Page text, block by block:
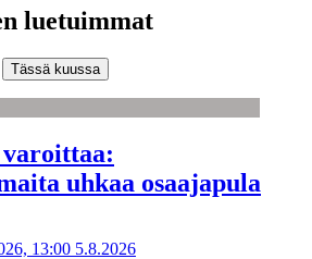
luetuimmat
Tässä kuussa
varoittaa:
uhkaa osaajapula
13:00 5.8.2026